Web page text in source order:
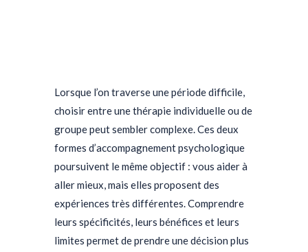
Lorsque l’on traverse une période difficile,
choisir entre une thérapie individuelle ou de
groupe peut sembler complexe. Ces deux
formes d’accompagnement psychologique
poursuivent le même objectif : vous aider à
aller mieux, mais elles proposent des
expériences très différentes. Comprendre
leurs spécificités, leurs bénéfices et leurs
limites permet de prendre une décision plus